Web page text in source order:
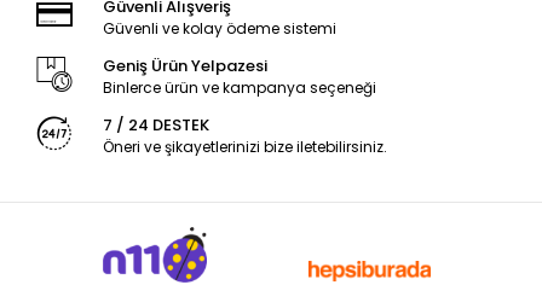
Güvenli Alışveriş
Güvenli ve kolay ödeme sistemi
Geniş Ürün Yelpazesi
Binlerce ürün ve kampanya seçeneği
7 / 24 DESTEK
Öneri ve şikayetlerinizi bize iletebilirsiniz.